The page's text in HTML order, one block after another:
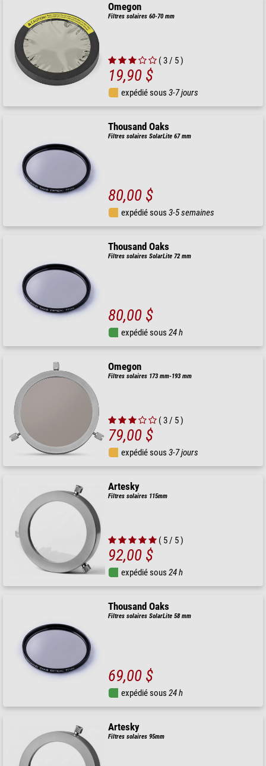
Omegon
Filtres solaires 60-70 mm
( 3 / 5 )
19,90 $
expédié sous3-7 jours
Thousand Oaks
Filtres solaires SolarLite 67 mm
80,00 $
expédié sous3-5 semaines
Thousand Oaks
Filtres solaires SolarLite 72 mm
80,00 $
expédié sous24 h
Omegon
Filtres solaires 173 mm-193 mm
( 3 / 5 )
79,00 $
expédié sous3-7 jours
Artesky
Filtres solaires 115mm
( 5 / 5 )
92,00 $
expédié sous24 h
Thousand Oaks
Filtres solaires SolarLite 58 mm
69,00 $
expédié sous24 h
Artesky
Filtres solaires 95mm